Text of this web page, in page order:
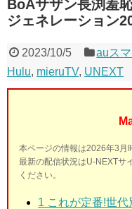
BoAサザン長渕羞
ジェネレーション
2023/10/5 auス
Hulu, mieruTV, UNEXT
本ページの情報は2026年3月
最新の配信状況はU-NEXTサ
ください。
1 これが定番!世